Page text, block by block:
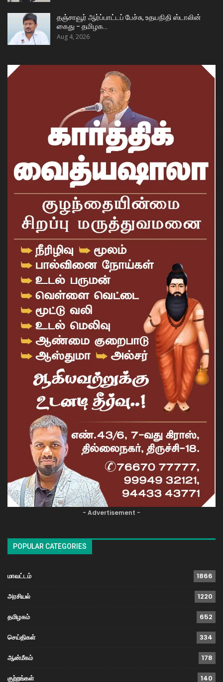
தஞ்சாவூர் ஆர்ப்பாட்டப் பேச்சு, உதயநிதி ஸ்டாலின்
கைது – தமிழக…
Aug 4, 2026
- Advertisement -
POPULAR CATEGORIES
மாவட்டம் 1866
அரசியல் 1220
தமிழகம் 652
செய்திகள் 334
ஆன்மீகம் 178
குற்றங்கள் 140